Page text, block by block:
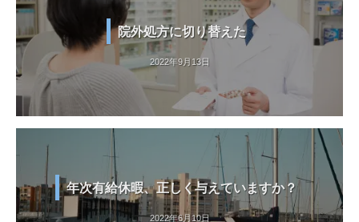
院外処方に切り替えた
2022年9月13日
年次有給休暇、正しく与えていますか？
2022年6月10日